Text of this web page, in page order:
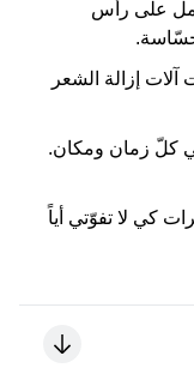
على رأس
إزالة الشعر
كلّ زمان ومكان.
كي لا تفوّتي أياً